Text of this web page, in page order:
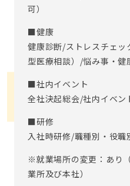
可）
■健康
健康診断/ストレスチェ
型医療相談）/悩み事・健
■社内イベント
全社決起総会/社内イベン
■研修
入社時研修/職種別・役職
※就業場所の変更：あり
業所及び本社）